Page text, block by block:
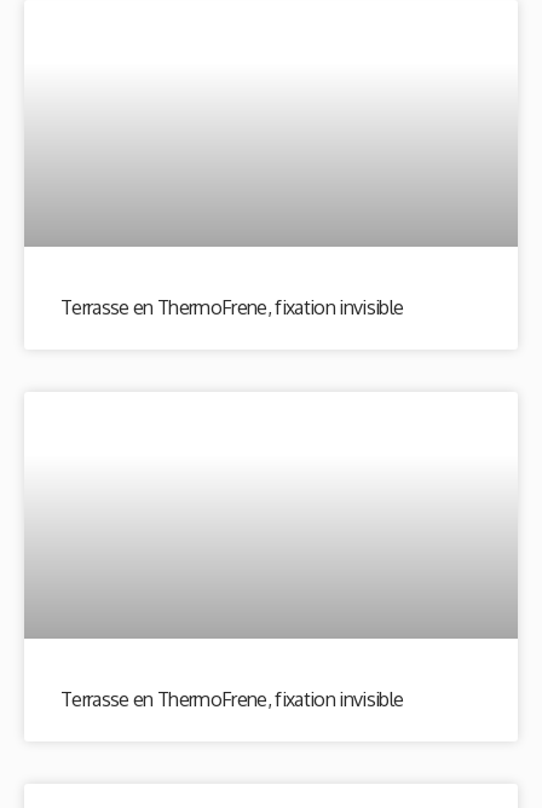
Terrasse en ThermoFrene, fixation invisible
Terrasse en ThermoFrene, fixation invisible